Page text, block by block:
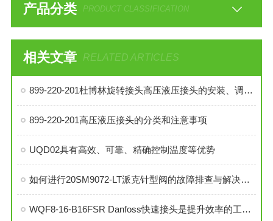
产品分类 PRODUCT CLASSIFICATION
相关文章 RELATED ARTICLES
899-220-201杜博林旋转接头高压液压接头的安装、调试与维护技巧
899-220-201高压液压接头的分类和注意事项
UQD02具有高效、可靠、精确控制温度等优势
如何进行20SM9072-LT派克针型阀的故障排查与解决措施？
WQF8-16-B16FSR Danfoss快速接头是提升效率的工业连接解决方案